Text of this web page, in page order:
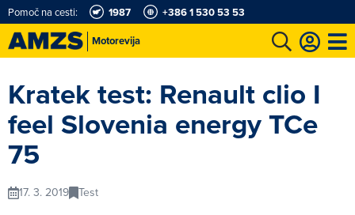
Motorevija
Pomoč na cesti: 1987 +386 1 530 53 53
Kratek test: Renault clio I
feel Slovenia energy TCe
75
17. 3. 2019 Test